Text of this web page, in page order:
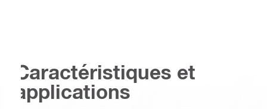
Caractéristiques et
applications